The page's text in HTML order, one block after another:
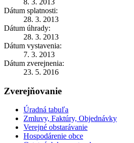
Dátum splatnosti:
28. 3. 2013
Dátum úhrady:
28. 3. 2013
Dátum vystavenia:
7. 3. 2013
Dátum zverejnenia:
23. 5. 2016
Zverejňovanie
Úradná tabuľa
Zmluvy, Faktúry, Objednávky
Verejné obstarávanie
Hospodárenie obce